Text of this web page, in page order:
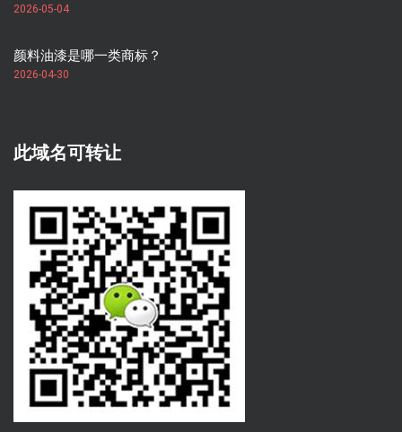
2026-05-04
颜料油漆是哪一类商标？
2026-04-30
此域名可转让